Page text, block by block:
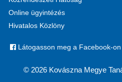
Online ügyintézés
Hivatalos Közlöny
Látogasson meg a Facebook-on
© 2026 Kovászna Megye